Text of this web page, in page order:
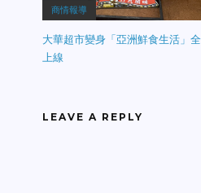
商情報導
大華超市變身「亞洲鮮食生活」
上線
LEAVE A REPLY